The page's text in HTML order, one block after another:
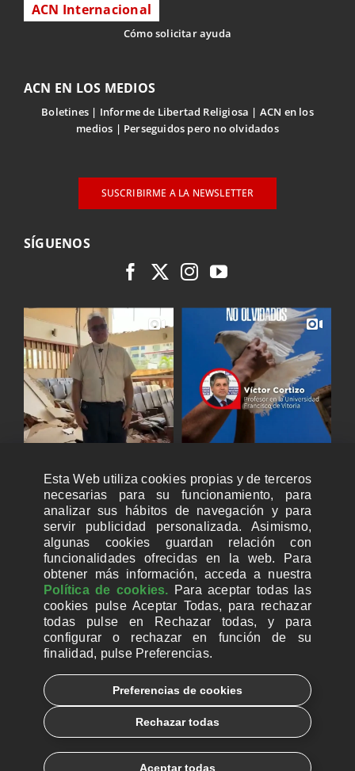
ACN Internacional
Cómo solicitar ayuda
ACN EN LOS MEDIOS
Boletines Informe de Libertad Religiosa
ACN en los
medios
Perseguidos pero no olvidados
SUSCRIBIRME A LA NEWSLETTER
SÍGUENOS
CUENTAS BANCARIAS PARA DONAR
Esta Web utiliza cookies propias y de terceros
necesarias para su funcionamiento, para
analizar sus hábitos de navegación y para
servir publicidad personalizada. Asimismo,
algunas cookies guardan relación con
funcionalidades ofrecidas en la web. Para
obtener más información, acceda a nuestra
Política de cookies. Para aceptar todas las
cookies pulse Aceptar Todas, para rechazar
todas pulse en Rechazar todas, y para
configurar o rechazar en función de su
finalidad, pulse Preferencias.
Preferencias de cookies
Rechazar todas
Aceptar todas